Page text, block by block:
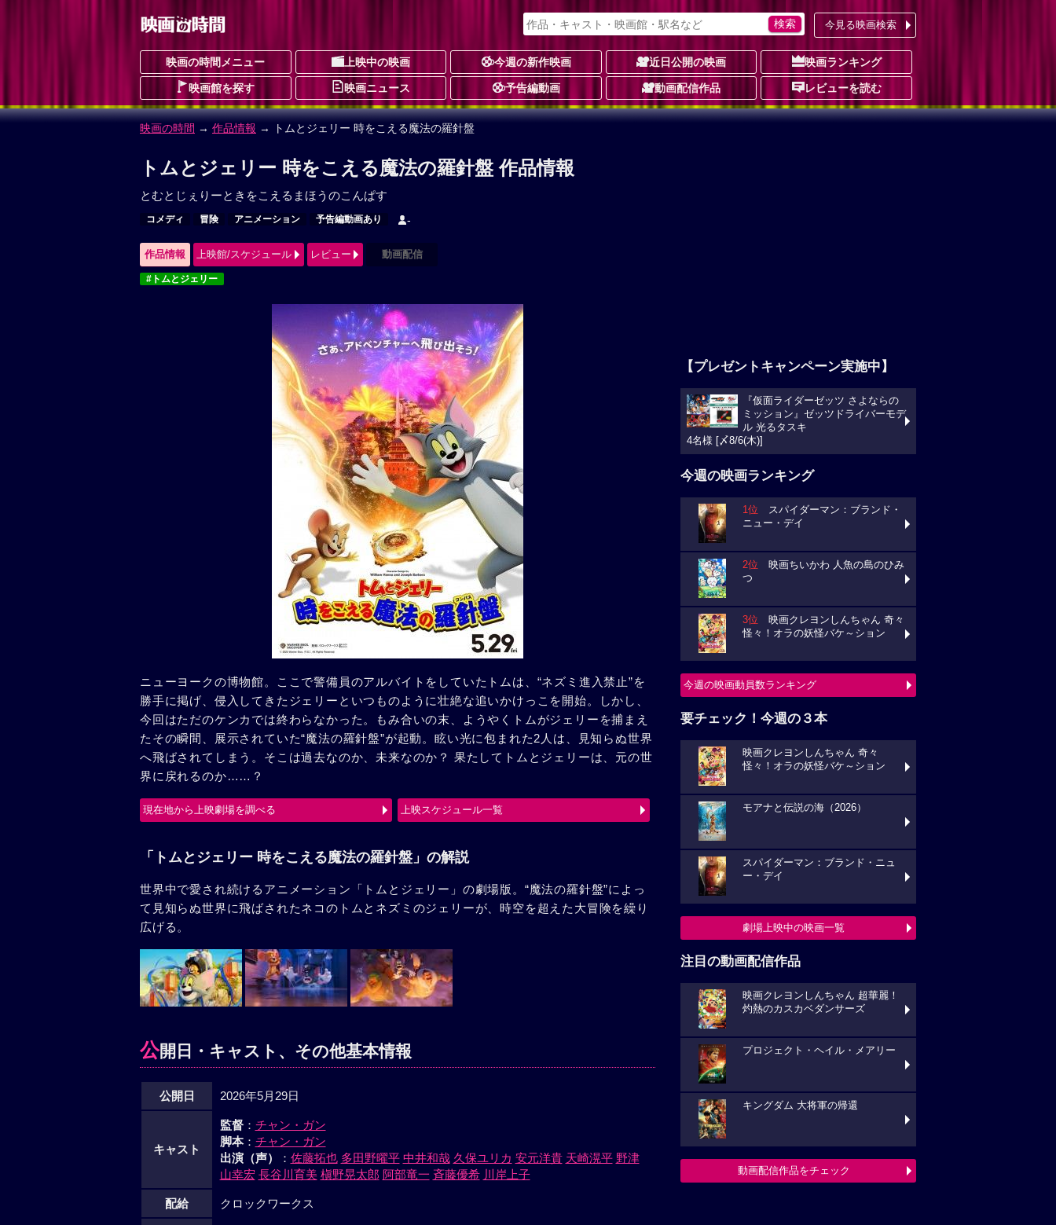
今見る映画検索
映画の時間メニュー 上映中の映画 今週の新作映画 近日公開の映画 映画ランキング
映画館を探す 映画ニュース 予告編動画 動画配信作品 レビューを読む
映画の時間 → 作品情報 → トムとジェリー 時をこえる魔法の羅針盤
トムとジェリー 時をこえる魔法の羅針盤 作品情報
とむとじぇりーときをこえるまほうのこんぱす
コメディ 冒険 アニメーション 予告編動画あり -
作品情報 上映館/スケジュール レビュー 動画配信
#トムとジェリー
ニューヨークの博物館。ここで警備員のアルバイトをしていたトムは、“ネズミ進入禁止”を
勝手に掲げ、侵入してきたジェリーといつものように壮絶な追いかけっこを開始。しかし、
今回はただのケンカでは終わらなかった。もみ合いの末、ようやくトムがジェリーを捕まえ
たその瞬間、展示されていた“魔法の羅針盤”が起動。眩い光に包まれた2人は、見知らぬ世界
へ飛ばされてしまう。そこは過去なのか、未来なのか？ 果たしてトムとジェリーは、元の世
界に戻れるのか……？
現在地から上映劇場を調べる 上映スケジュール一覧
「トムとジェリー 時をこえる魔法の羅針盤」の解説
世界中で愛され続けるアニメーション「トムとジェリー」の劇場版。“魔法の羅針盤”によっ
て見知らぬ世界に飛ばされたネコのトムとネズミのジェリーが、時空を超えた大冒険を繰り
広げる。
公開日・キャスト、その他基本情報
公開日 2026年5月29日
キャスト
監督： チャン・ガン
脚本： チャン・ガン
出演（声）
： 佐藤拓也 多田野曜平 中井和哉 久保ユリカ 安元洋貴 天崎滉平 野津
山幸宏 長谷川育美 槇野晃太郎 阿部竜一 斉藤優希 川岸上子
配給 クロックワークス
【プレゼントキャンペーン実施中】
『仮面ライダーゼッツ さよならの
ミッション』ゼッツドライバーモデ
ル 光るタスキ
4名様 [〆8/6(木)]
今週の映画ランキング
1位 スパイダーマン：ブランド・
ニュー・デイ
2位 映画ちいかわ 人魚の島のひみ
つ
3位 映画クレヨンしんちゃん 奇々
怪々！オラの妖怪バケ～ション
今週の映画動員数ランキング
要チェック！今週の３本
映画クレヨンしんちゃん 奇々
怪々！オラの妖怪バケ～ション
モアナと伝説の海（2026）
スパイダーマン：ブランド・ニュ
ー・デイ
劇場上映中の映画一覧
注目の動画配信作品
映画クレヨンしんちゃん 超華麗！
灼熱のカスカベダンサーズ
プロジェクト・ヘイル・メアリー
キングダム 大将軍の帰還
動画配信作品をチェック